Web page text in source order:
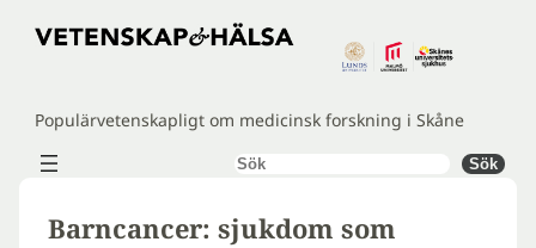
Hoppa
Populärvetenskapligt om medicinsk forskning i Skåne
Sök Sök
Barncancer: sjukdom som